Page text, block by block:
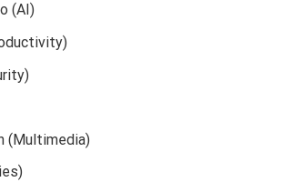
(AI)
(Multimedia)